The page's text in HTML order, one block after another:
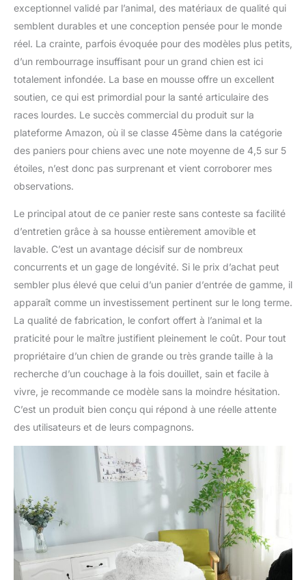
exceptionnel validé par l’animal, des matériaux de qualité qui
semblent durables et une conception pensée pour le monde
réel. La crainte, parfois évoquée pour des modèles plus petits,
d’un rembourrage insuffisant pour un grand chien est ici
totalement infondée. La base en mousse offre un excellent
soutien, ce qui est primordial pour la santé articulaire des
races lourdes. Le succès commercial du produit sur la
plateforme Amazon, où il se classe 45ème dans la catégorie
des paniers pour chiens avec une note moyenne de 4,5 sur 5
étoiles, n’est donc pas surprenant et vient corroborer mes
observations.
Le principal atout de ce panier reste sans conteste sa facilité
d’entretien grâce à sa housse entièrement amovible et
lavable. C’est un avantage décisif sur de nombreux
concurrents et un gage de longévité. Si le prix d’achat peut
sembler plus élevé que celui d’un panier d’entrée de gamme, il
apparaît comme un investissement pertinent sur le long terme.
La qualité de fabrication, le confort offert à l’animal et la
praticité pour le maître justifient pleinement le coût. Pour tout
propriétaire d’un chien de grande ou très grande taille à la
recherche d’un couchage à la fois douillet, sain et facile à
vivre, je recommande ce modèle sans la moindre hésitation.
C’est un produit bien conçu qui répond à une réelle attente
des utilisateurs et de leurs compagnons.